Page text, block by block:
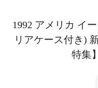
1992 アメリカ イ
リアケース付き)
特集